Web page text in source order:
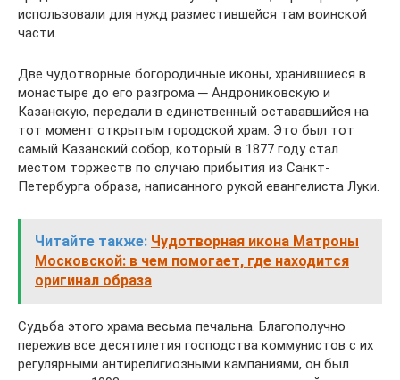
использовали для нужд разместившейся там воинской
части.
Две чудотворные богородичные иконы, хранившиеся в
монастыре до его разгрома ─ Андрониковскую и
Казанскую, передали в единственный остававшийся на
тот момент открытым городской храм. Это был тот
самый Казанский собор, который в 1877 году стал
местом торжеств по случаю прибытия из Санкт-
Петербурга образа, написанного рукой евангелиста Луки.
Читайте также: Чудотворная икона Матроны
Московской: в чем помогает, где находится
оригинал образа
Судьба этого храма весьма печальна. Благополучно
пережив все десятилетия господства коммунистов с их
регулярными антирелигиозными кампаниями, он был